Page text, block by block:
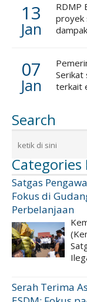
13
Jan
RDMP
proyek
07
Jan
Serikat
terkait
Search
Categories
Satgas
Fokus di
Perbelanjaan
Serah Terima